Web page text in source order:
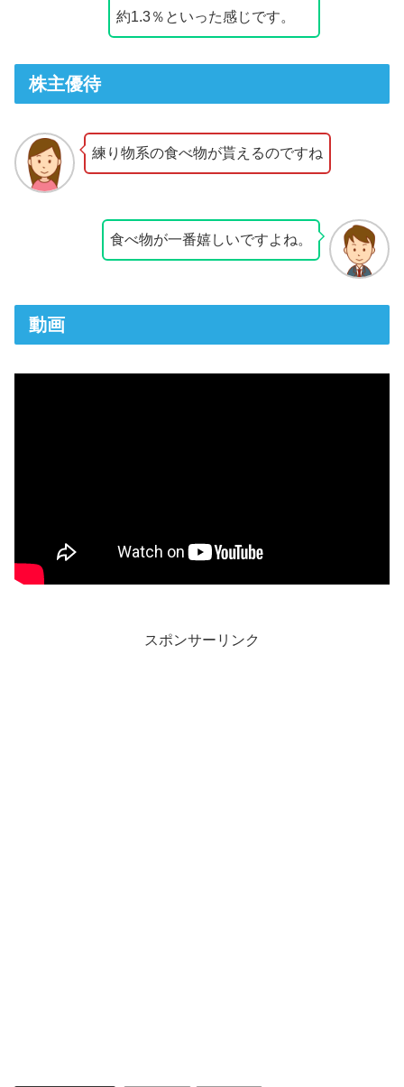
約1.3％といった感じです。
株主優待
練り物系の食べ物が貰えるのですね
食べ物が一番嬉しいですよね。
動画
スポンサーリンク